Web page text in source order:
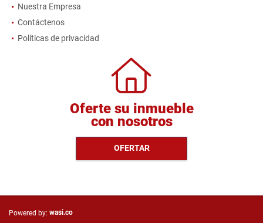
Nuestra Empresa
Contáctenos
Políticas de privacidad
Oferte su inmueble
con nosotros
OFERTAR
Powered by: wasi.co